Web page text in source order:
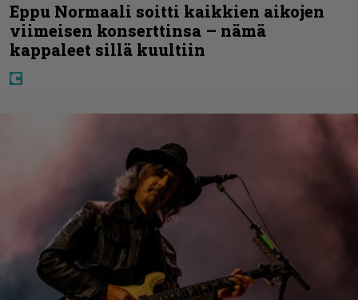
Eppu Normaali soitti kaikkien aikojen
viimeisen konserttinsa – nämä
kappaleet sillä kuultiin